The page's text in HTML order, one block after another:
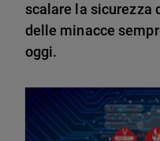
scalare la sicurezza
delle minacce
oggi.